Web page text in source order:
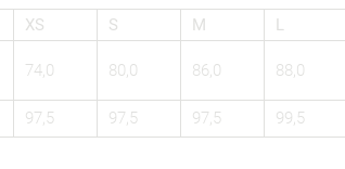
XS S M L
74,0 80,0 86,0 88,0
97,5 97,5 97,5 99,5